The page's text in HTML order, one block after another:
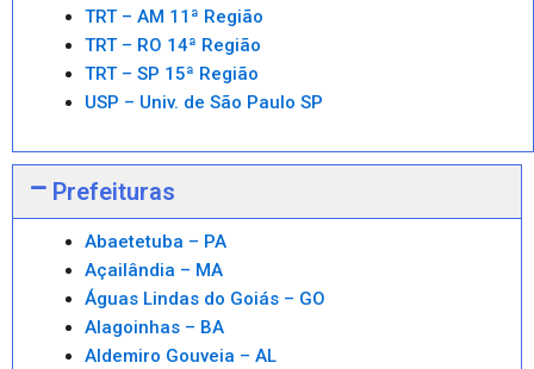
TRT – AM 11ª Região
TRT – RO 14ª Região
TRT – SP 15ª Região
USP – Univ. de São Paulo SP
Prefeituras
Abaetetuba – PA
Açailândia – MA
Águas Lindas do Goiás – GO
Alagoinhas – BA
Aldemiro Gouveia – AL